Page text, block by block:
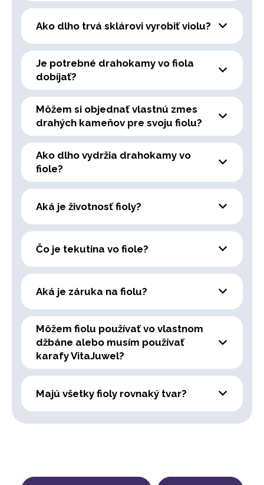
Ako dlho trvá sklárovi vyrobiť violu?
Je potrebné drahokamy vo fiola
dobíjať?
Môžem si objednať vlastnú zmes
drahých kameňov pre svoju fiolu?
Ako dlho vydržia drahokamy vo
fiole?
Aká je životnosť fioly?
Čo je tekutina vo fiole?
Aká je záruka na fiolu?
Môžem fiolu používať vo vlastnom
džbáne alebo musím používať
karafy VitaJuwel?
Majú všetky fioly rovnaký tvar?